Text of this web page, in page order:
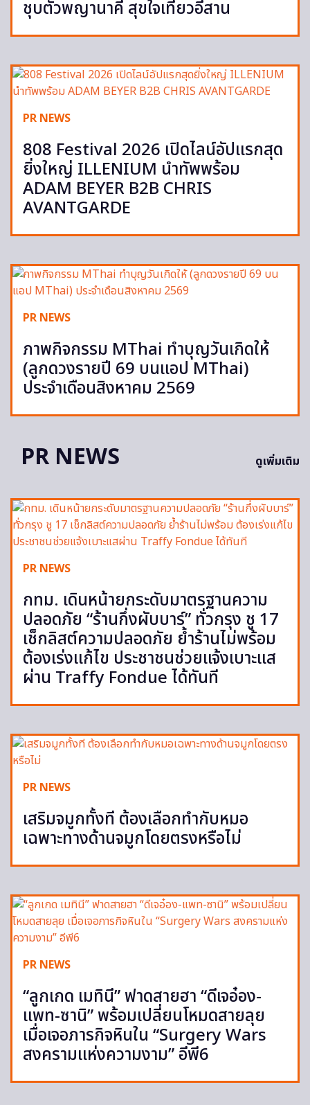
ชุบตัวพญานาคี สุขใจเที่ยวอีสาน
PR NEWS
808 Festival 2026 เปิดไลน์อัปแรกสุด
ยิ่งใหญ่ ILLENIUM นำทัพพร้อม
ADAM BEYER B2B CHRIS
AVANTGARDE
PR NEWS
ภาพกิจกรรม MThai ทำบุญวันเกิดให้
(ลูกดวงรายปี 69 บนแอป MThai)
ประจำเดือนสิงหาคม 2569
PR NEWS ดูเพิ่มเติม
PR NEWS
กทม. เดินหน้ายกระดับมาตรฐานความ
ปลอดภัย “ร้านกึ่งผับบาร์” ทั่วกรุง ชู 17
เช็กลิสต์ความปลอดภัย ย้ำร้านไม่พร้อม
ต้องเร่งแก้ไข ประชาชนช่วยแจ้งเบาะแส
ผ่าน Traffy Fondue ได้ทันที
PR NEWS
เสริมจมูกทั้งที ต้องเลือกทำกับหมอ
เฉพาะทางด้านจมูกโดยตรงหรือไม่
PR NEWS
“ลูกเกด เมทินี” ฟาดสายฮา “ดีเจอ๋อง-
แพท-ซานิ” พร้อมเปลี่ยนโหมดสายลุย
เมื่อเจอภารกิจหินใน “Surgery Wars
สงครามแห่งความงาม” อีพี6